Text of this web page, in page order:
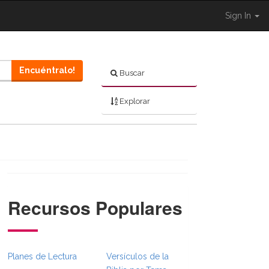
Sign In
Buscar
Explorar
Encuéntralo!
}} }}
Recursos Populares
Planes de Lectura
Versículos de la